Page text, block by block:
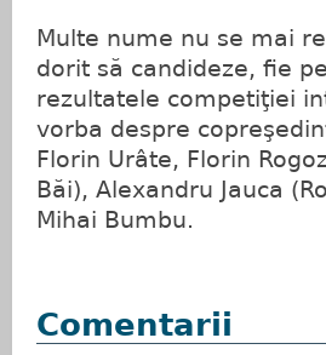
Multe nume nu se mai
dorit să candideze, fie
rezultatele competiţiei
vorba despre
Florin Urâte, Florin
Băi), Alexandru Jauca
Mihai Bumbu.
Comentarii